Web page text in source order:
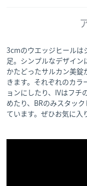
3cmのウエッジヒールは
足。シンプルなデザイン
かたどったサルカン美錠
きます。それぞれのカラ
ョンにしたり、IVはフ
めたり、BRのみスタッ
ています。ぜひお気に入